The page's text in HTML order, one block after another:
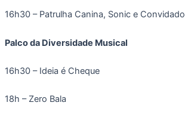
16h30 – Patrulha Canina, Sonic e
Palco da Diversidade Musical
16h30 – Ideia é Cheque
18h – Zero Bala